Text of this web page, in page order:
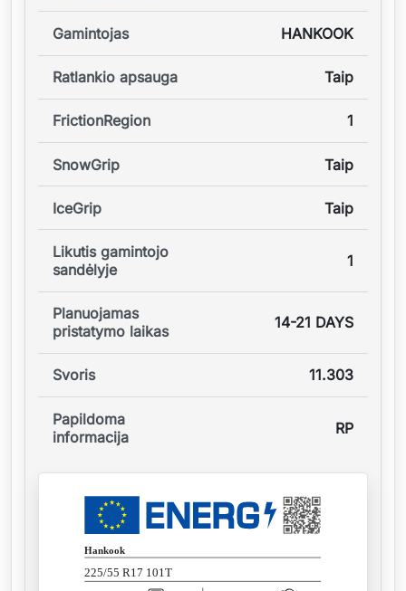
Gamintojas HANKOOK
Ratlankio apsauga Taip
FrictionRegion 1
SnowGrip Taip
IceGrip Taip
Likutis gamintojo
sandėlyje
1
Planuojamas
pristatymo laikas
14-21 DAYS
Svoris 11.303
Papildoma
informacija
RP
Hankook
225/55 R17 101T